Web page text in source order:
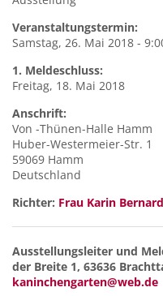
Veranstaltungstermin:
Samstag, 26. Mai 2018 -
1. Meldeschluss:
Freitag, 18. Mai 2018
Anschrift:
Von -Thünen-Halle Hamm
Huber-Westermeier-Str. 1
59069 Hamm
Deutschland
Richter: Frau Karin
Ausstellungsleiter und
der Breite 1, 63636
kaninchengarten@web.de